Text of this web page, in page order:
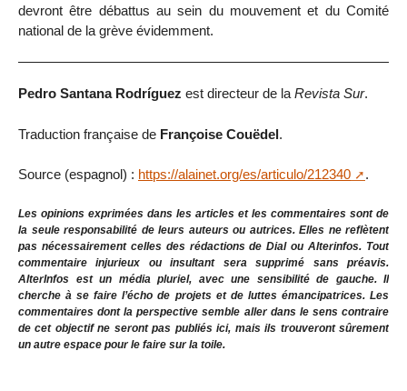
devront être débattus au sein du mouvement et du Comité
national de la grève évidemment.
Pedro Santana Rodríguez est directeur de la Revista Sur.
Traduction française de Françoise Couëdel.
Source (espagnol) : https://alainet.org/es/articulo/212340 .
Les opinions exprimées dans les articles et les commentaires sont de
la seule responsabilité de leurs auteurs ou autrices. Elles ne reflètent
pas nécessairement celles des rédactions de Dial ou Alterinfos. Tout
commentaire injurieux ou insultant sera supprimé sans préavis.
AlterInfos est un média pluriel, avec une sensibilité de gauche. Il
cherche à se faire l’écho de projets et de luttes émancipatrices. Les
commentaires dont la perspective semble aller dans le sens contraire
de cet objectif ne seront pas publiés ici, mais ils trouveront sûrement
un autre espace pour le faire sur la toile.